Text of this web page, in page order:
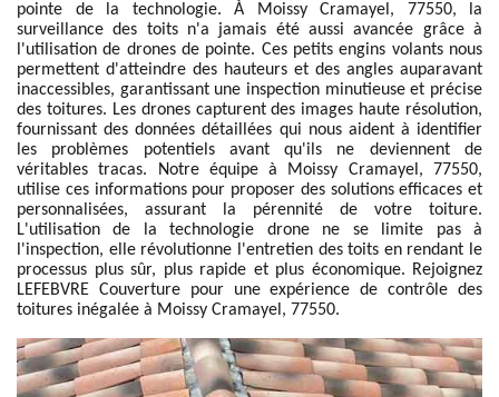
pointe de la technologie. À Moissy Cramayel, 77550, la
surveillance des toits n'a jamais été aussi avancée grâce à
l'utilisation de drones de pointe. Ces petits engins volants nous
permettent d'atteindre des hauteurs et des angles auparavant
inaccessibles, garantissant une inspection minutieuse et précise
des toitures. Les drones capturent des images haute résolution,
fournissant des données détaillées qui nous aident à identifier
les problèmes potentiels avant qu'ils ne deviennent de
véritables tracas. Notre équipe à Moissy Cramayel, 77550,
utilise ces informations pour proposer des solutions efficaces et
personnalisées, assurant la pérennité de votre toiture.
L'utilisation de la technologie drone ne se limite pas à
l'inspection, elle révolutionne l'entretien des toits en rendant le
processus plus sûr, plus rapide et plus économique. Rejoignez
LEFEBVRE Couverture pour une expérience de contrôle des
toitures inégalée à Moissy Cramayel, 77550.